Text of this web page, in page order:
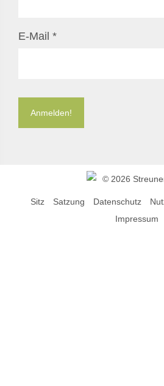
E-Mail *
© 2026
Sitz Satzung Datenschutz
Impressum